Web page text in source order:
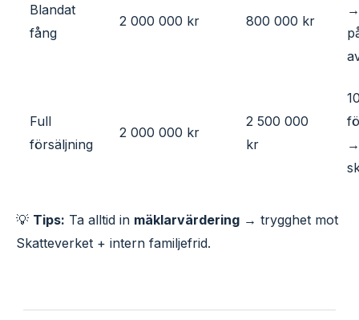
Blandat
fång
2 000 000 kr 800 000 kr
Full
försäljning
2 000 000 kr
2 500 000
kr
💡 Tips: Ta alltid in mäklarvärdering → trygghet mot
Skatteverket + intern familjefrid.